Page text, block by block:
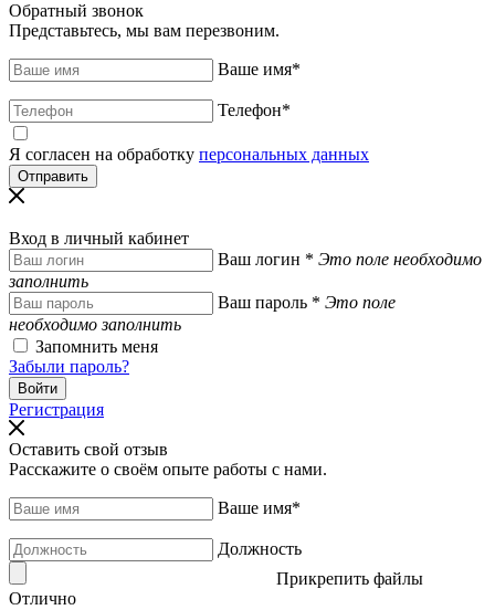
Обратный звонок
Представьтесь, мы вам перезвоним.
Ваше имя*
Телефон*
Я согласен на обработку персональных данных
Вход в личный кабинет
Ваш логин * Это поле необходимо
заполнить
Ваш пароль * Это поле
необходимо заполнить
Запомнить меня
Забыли пароль?
Регистрация
Оставить свой отзыв
Расскажите о своём опыте работы с нами.
Ваше имя*
Должность
Прикрепить файлы
Отлично